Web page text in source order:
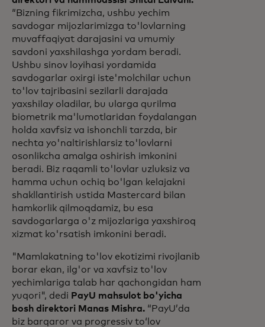
“Bizning fikrimizcha, ushbu yechim
savdogar mijozlarimizga to'lovlarning
muvaffaqiyat darajasini va umumiy
savdoni yaxshilashga yordam beradi.
Ushbu sinov loyihasi yordamida
savdogarlar oxirgi iste'molchilar uchun
to'lov tajribasini sezilarli darajada
yaxshilay oladilar, bu ularga qurilma
biometrik ma'lumotlaridan foydalangan
holda xavfsiz va ishonchli tarzda, bir
nechta yo'naltirishlarsiz to'lovlarni
osonlikcha amalga oshirish imkonini
beradi. Biz raqamli to'lovlar uzluksiz va
hamma uchun ochiq bo'lgan kelajakni
shakllantirish ustida Mastercard bilan
hamkorlik qilmoqdamiz, bu esa
savdogarlarga o'z mijozlariga yaxshiroq
xizmat ko'rsatish imkonini beradi.
"Mamlakatning to'lov ekotizimi rivojlanib
borar ekan, ilg'or va xavfsiz to'lov
yechimlariga talab har qachongidan ham
yuqori", dedi PayU mahsulot bo'yicha
bosh direktori Manas Mishra. “PayU’da
biz barqaror va progressiv to‘lov